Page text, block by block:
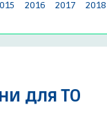
2016 2017 2018
для ТО